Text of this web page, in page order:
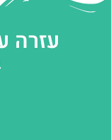
עזרה